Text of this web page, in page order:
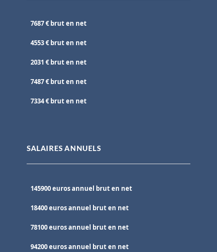
7687 € brut en net
4553 € brut en net
2031 € brut en net
7487 € brut en net
7334 € brut en net
SALAIRES ANNUELS
145900 euros annuel brut en net
18400 euros annuel brut en net
78100 euros annuel brut en net
94200 euros annuel brut en net